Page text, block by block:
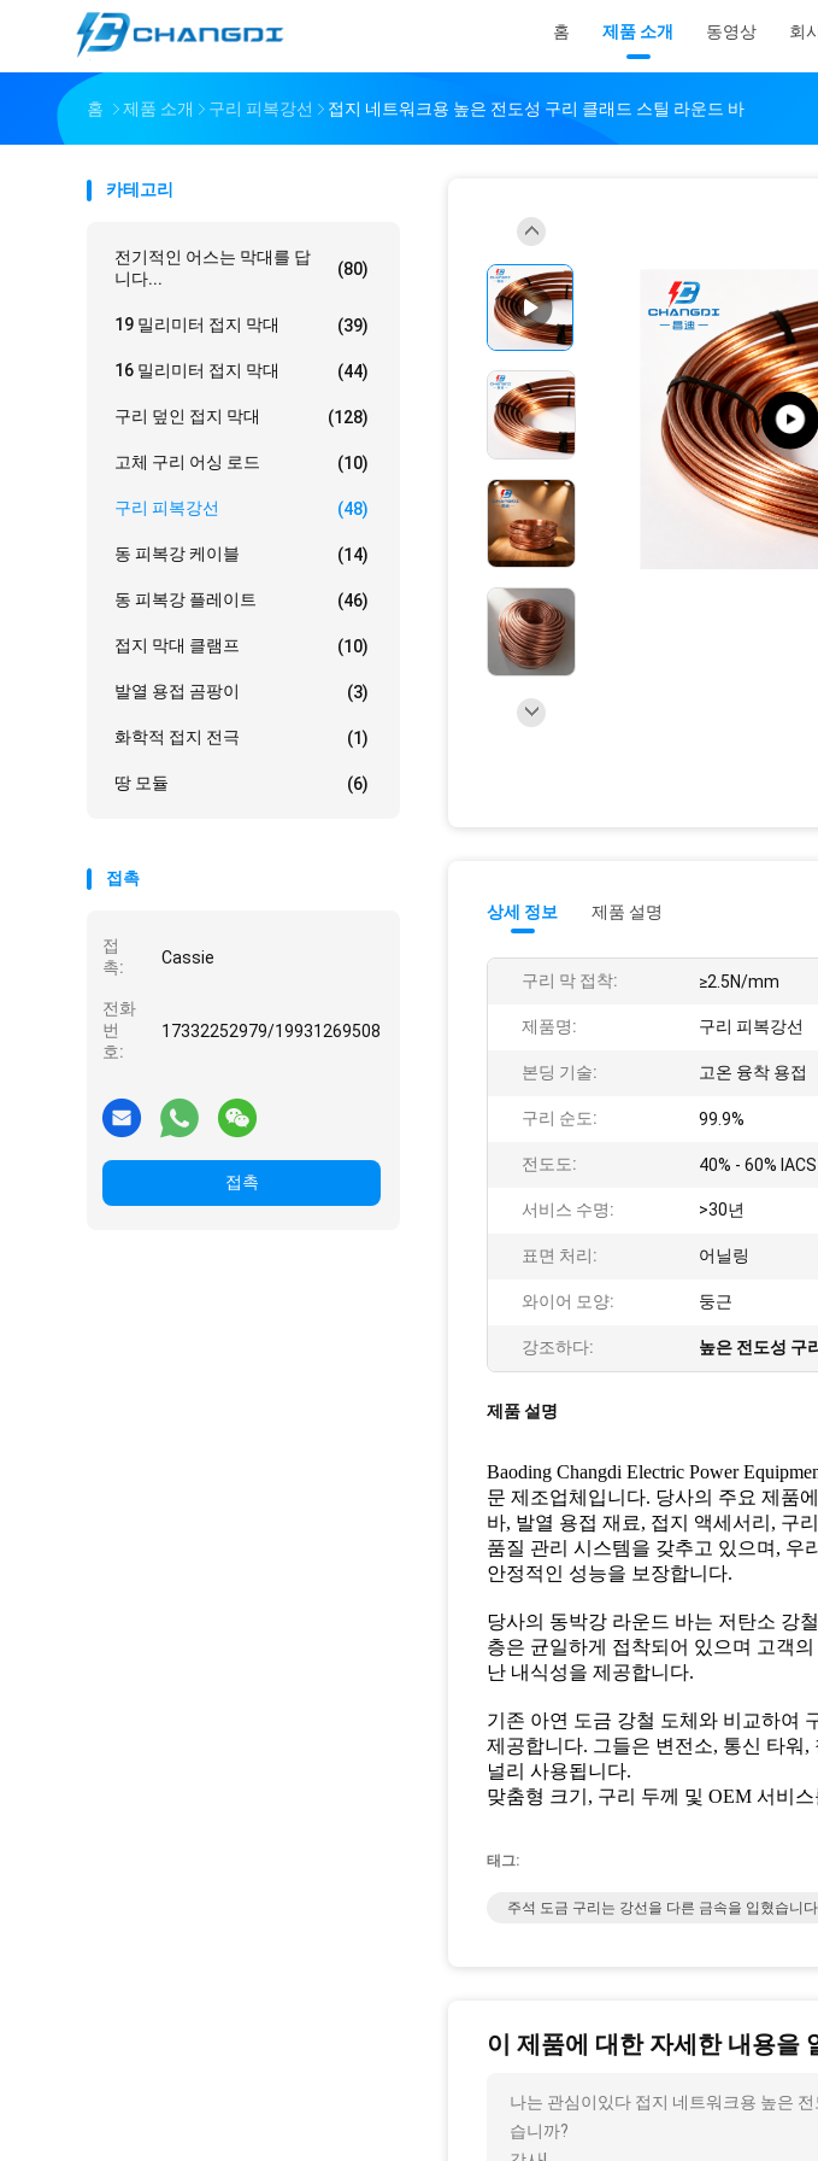
홈 제품 소개 동영상 회
홈 제품 소개 구리 피복강선 접지 네트워크용 높은 전도성 구리 클래드 스틸 라운드 바
카테고리
전기적인 어스는 막대를 답
니다...
(80)
19 밀리미터 접지 막대 (39)
16 밀리미터 접지 막대 (44)
구리 덮인 접지 막대 (128)
고체 구리 어싱 로드 (10)
구리 피복강선 (48)
동 피복강 케이블 (14)
동 피복강 플레이트 (46)
접지 막대 클램프 (10)
발열 용접 곰팡이 (3)
화학적 접지 전극 (1)
땅 모듈 (6)
접촉
접
촉:
Cassie
전화
번
호:
17332252979/19931269508
접촉
상세 정보 제품 설명
구리 막 접착: ≥2.5N/mm
제품명: 구리 피복강선
본딩 기술: 고온 융착 용접
구리 순도: 99.9%
전도도: 40% - 60% IACS
서비스 수명: >30년
표면 처리: 어닐링
와이어 모양: 둥근
강조하다: 높은 전도성 구
제품 설명
Baoding Changdi Electric Power
문 제조업체입니다. 당사의 주요 제품
바, 발열 용접 재료, 접지 액세서리, 구
품질 관리 시스템을 갖추고 있으며, 우
안정적인 성능을 보장합니다.
당사의 동박강 라운드 바는 저탄소 강
층은 균일하게 접착되어 있으며 고객
난 내식성을 제공합니다.
기존 아연 도금 강철 도체와 비교하여
제공합니다. 그들은 변전소, 통신 타워
널리 사용됩니다.
맞춤형 크기, 구리 두께 및 OEM 서비
태그:
주석 도금 구리는 강선을 다른 금속을 입혔습니다
이 제품에 대한 자세한 내용을
나는 관심이있다 접지 네트워크용 높은
습니까?